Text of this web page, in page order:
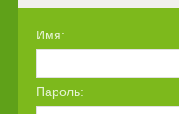
Имя:
Пароль: